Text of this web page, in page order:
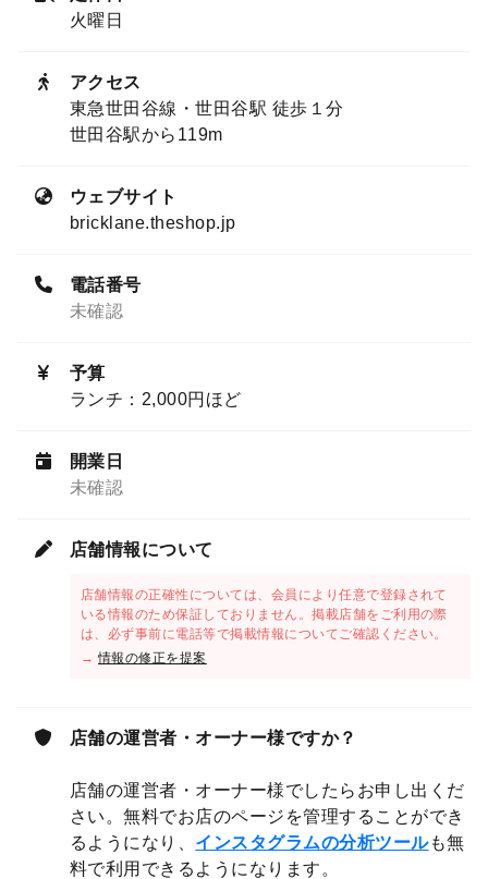
火曜日
アクセス
東急世田谷線・世田谷駅 徒歩１分
世田谷駅から119m
ウェブサイト
bricklane.theshop.jp
電話番号
未確認
予算
ランチ：2,000円ほど
開業日
未確認
店舗情報について
店舗情報の正確性については、会員により任意で登録されて
いる情報のため保証しておりません。掲載店舗をご利用の際
は、必ず事前に電話等で掲載情報についてご確認ください。
→情報の修正を提案
店舗の運営者・オーナー様ですか？
店舗の運営者・オーナー様でしたらお申し出くだ
さい。無料でお店のページを管理することができ
るようになり、 インスタグラムの分析ツールも無
料で利用できるようになります。